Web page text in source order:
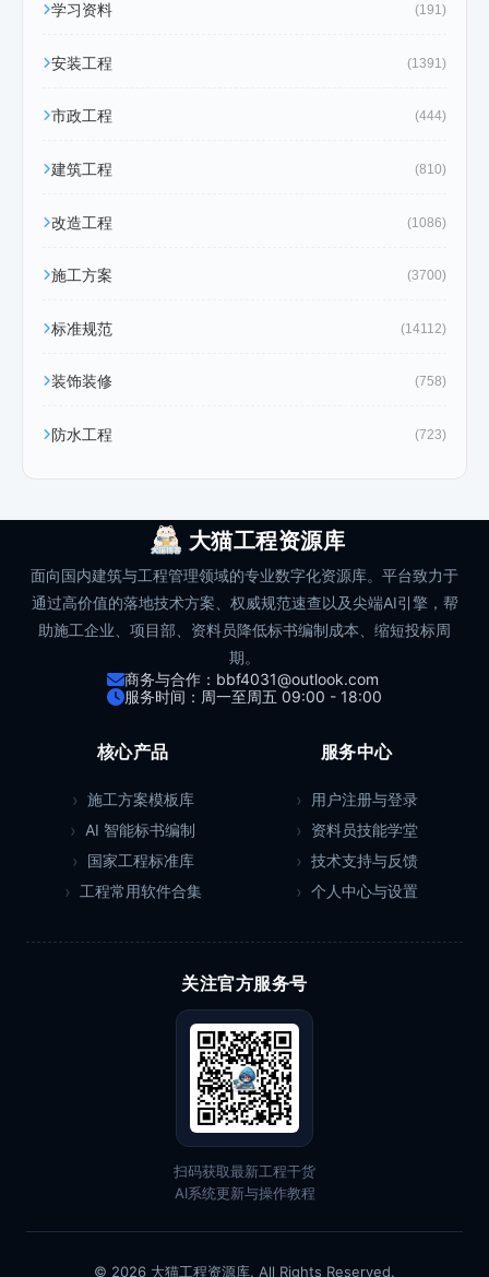
学习资料 (191)
安装工程 (1391)
市政工程 (444)
建筑工程 (810)
改造工程 (1086)
施工方案 (3700)
标准规范 (14112)
装饰装修 (758)
防水工程 (723)
大猫工程资源库
面向国内建筑与工程管理领域的专业数字化资源库。平台致力于
通过高价值的落地技术方案、权威规范速查以及尖端AI引擎，帮
助施工企业、项目部、资料员降低标书编制成本、缩短投标周
期。
商务与合作：bbf4031@outlook.com
服务时间：周一至周五 09:00 - 18:00
核心产品
施工方案模板库
AI 智能标书编制
国家工程标准库
工程常用软件合集
服务中心
用户注册与登录
资料员技能学堂
技术支持与反馈
个人中心与设置
关注官方服务号
扫码获取最新工程干货
AI系统更新与操作教程
© 2026 大猫工程资源库. All Rights Reserved.